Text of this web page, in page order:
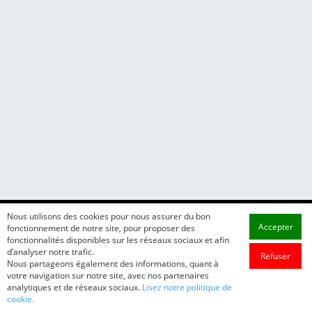
Nous utilisons des cookies pour nous assurer du bon
fonctionnement de notre site, pour proposer des
fonctionnalités disponibles sur les réseaux sociaux et afin
d’analyser notre trafic.
Nous partageons également des informations, quant à
votre navigation sur notre site, avec nos partenaires
analytiques et de réseaux sociaux. Lisez notre politique de
cookie.
Accepter
Refuser